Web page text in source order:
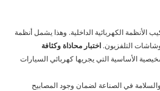
الأنظمة الكهربائية الداخلية. وهذا يشمل أنظمة
اختبار محاذاة وكثافة
الأساسية التي يجريها كهربائي السيارات
في الصناعة لضمان وجود المصابيح